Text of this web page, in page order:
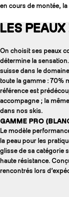
en cours de montée,
LES
On choisit ses peaux
détermine la
suisse dans le
toute la gamme : 70%
référence est
accompagne ; la
dans nos skis.
GAMME PRO
Le modèle
la peau pour les
glisse de sa catégorie
haute résistance.
rencontrés lors